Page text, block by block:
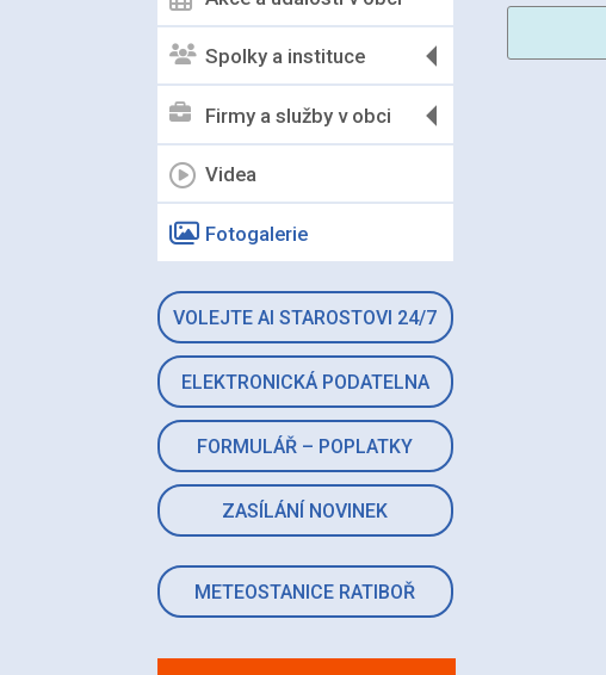
Spolky a instituce
Firmy a služby v obci
Videa
Fotogalerie
VOLEJTE AI STAROSTOVI 24/7
ELEKTRONICKÁ PODATELNA
FORMULÁŘ – POPLATKY
ZASÍLÁNÍ NOVINEK
METEOSTANICE RATIBOŘ